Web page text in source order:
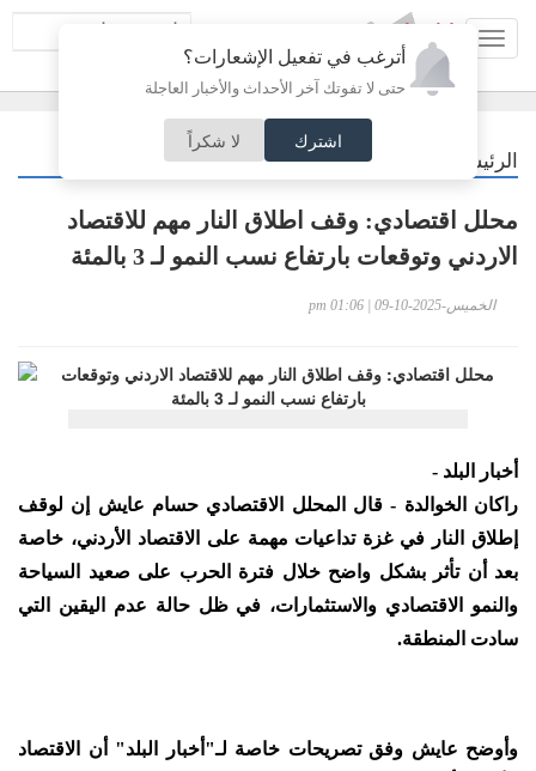
أترغب في تفعيل الإشعارات؟
حتى لا تفوتك آخر الأحداث والأخبار العاجلة
اشترك لا شكراً
الرئيسية
محلل اقتصادي: وقف اطلاق النار مهم للاقتصاد
الاردني وتوقعات بارتفاع نسب النمو لـ 3 بالمئة
الخميس-2025-10-09 | 01:06 pm
أخبار البلد -
راكان الخوالدة - قال المحلل الاقتصادي حسام عايش إن لوقف
إطلاق النار في غزة تداعيات مهمة على الاقتصاد الأردني، خاصة
بعد أن تأثر بشكل واضح خلال فترة الحرب على صعيد السياحة
والنمو الاقتصادي والاستثمارات، في ظل حالة عدم اليقين التي
سادت المنطقة.
وأوضح عايش وفق تصريحات خاصة لـ"أخبار البلد" أن الاقتصاد